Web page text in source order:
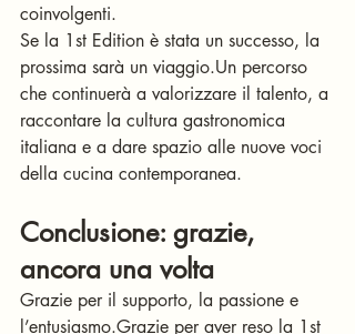
coinvolgenti.
Se la 1st Edition è stata un successo, la
prossima sarà un viaggio.Un percorso
che continuerà a valorizzare il talento, a
raccontare la cultura gastronomica
italiana e a dare spazio alle nuove voci
della cucina contemporanea.
Conclusione: grazie,
ancora una volta
Grazie per il supporto, la passione e
l’entusiasmo.Grazie per aver reso la 1st